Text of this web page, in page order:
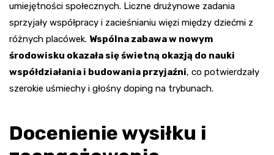
umiejętności społecznych. Liczne drużynowe zadania
sprzyjały współpracy i zacieśnianiu więzi między dziećmi z
różnych placówek. Wspólna zabawa w nowym
środowisku okazała się świetną okazją do nauki
współdziałania i budowania przyjaźni, co potwierdzały
szerokie uśmiechy i głośny doping na trybunach.
Docenienie wysiłku i